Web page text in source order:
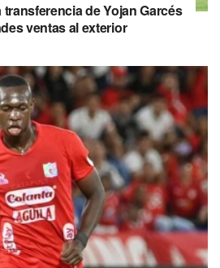
transferencia de Yojan Garcés
ventas al exterior